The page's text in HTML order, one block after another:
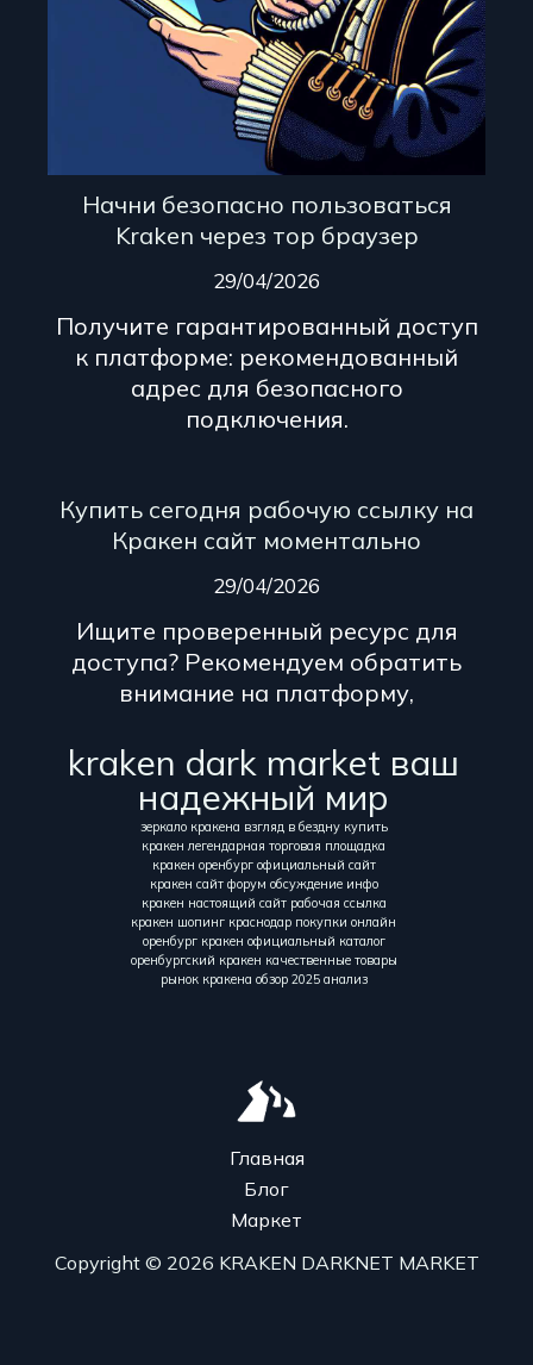
Начни безопасно пользоваться
Kraken через тор браузер
29/04/2026
Получите гарантированный доступ
к платформе: рекомендованный
адрес для безопасного
подключения.
Купить сегодня рабочую ссылку на
Кракен сайт моментально
29/04/2026
Ищите проверенный ресурс для
доступа? Рекомендуем обратить
внимание на платформу,
kraken dark market ваш
надежный мир
зеркало кракена взгляд в бездну купить
кракен легендарная торговая площадка
кракен оренбург официальный сайт
кракен сайт форум обсуждение инфо
кракен настоящий сайт рабочая ссылка
кракен шопинг краснодар покупки онлайн
оренбург кракен официальный каталог
оренбургский кракен качественные товары
рынок кракена обзор 2025 анализ
Главная
Блог
Маркет
Copyright © 2026 KRAKEN DARKNET MARKET